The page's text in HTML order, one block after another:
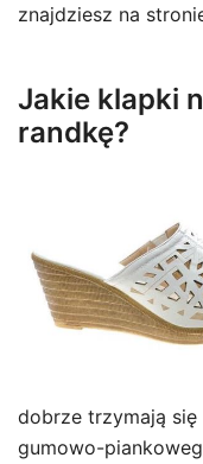
znajdziesz na
Jakie klapki
randkę?
dobrze trzymają się
gumowo-